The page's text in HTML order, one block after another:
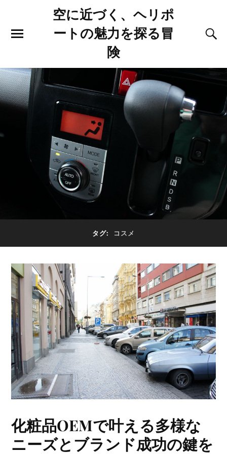
空に近づく、ヘリポ
ートの魅力を探る冒
険
タグ: コスメ
化粧品OEMで叶える多様な
ニーズとブランド成功の鍵を